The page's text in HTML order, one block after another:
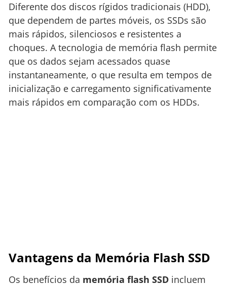
Diferente dos discos rígidos tradicionais (HDD),
que dependem de partes móveis, os SSDs são
mais rápidos, silenciosos e resistentes a
choques. A tecnologia de memória flash permite
que os dados sejam acessados quase
instantaneamente, o que resulta em tempos de
inicialização e carregamento significativamente
mais rápidos em comparação com os HDDs.
Vantagens da Memória Flash SSD
Os benefícios da memória flash SSD incluem